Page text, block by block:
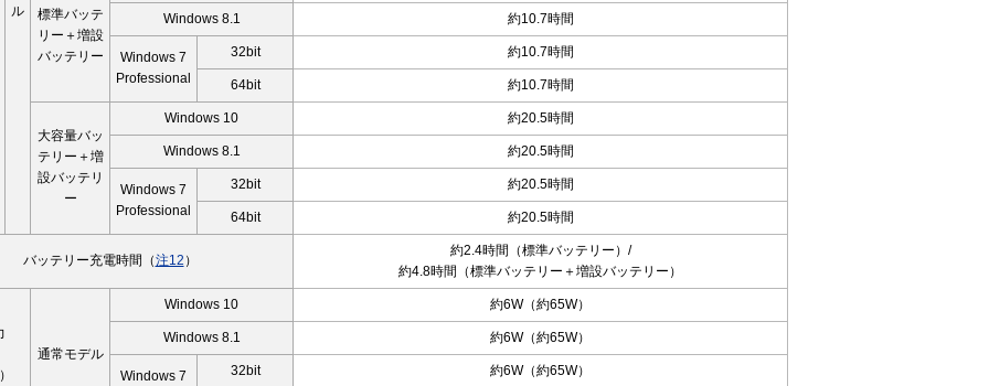
ル
標準バッテ
リー＋増設
バッテリー
Windows 8.1 約10.7時間
Windows 7
Professional
32bit 約10.7時間
64bit 約10.7時間
大容量バッ
テリー＋増
設バッテリ
ー
Windows 10 約20.5時間
Windows 8.1 約20.5時間
Windows 7
Professional
32bit 約20.5時間
64bit 約20.5時間
バッテリー充電時間（注12 ）
約2.4時間（標準バッテリー）/
約4.8時間（標準バッテリー＋増設バッテリー）
通常モデル
Windows 10 約6W（約65W）
Windows 8.1 約6W（約65W）
Windows 7 32bit 約6W（約65W）